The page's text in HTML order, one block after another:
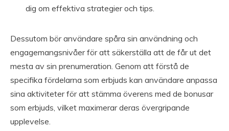
dig om effektiva strategier och tips.
Dessutom bör användare spåra sin användning och
engagemangsnivåer för att säkerställa att de får ut det
mesta av sin prenumeration. Genom att förstå de
specifika fördelarna som erbjuds kan användare anpassa
sina aktiviteter för att stämma överens med de bonusar
som erbjuds, vilket maximerar deras övergripande
upplevelse.